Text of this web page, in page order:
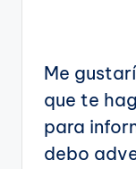
Me
que te
para
debo